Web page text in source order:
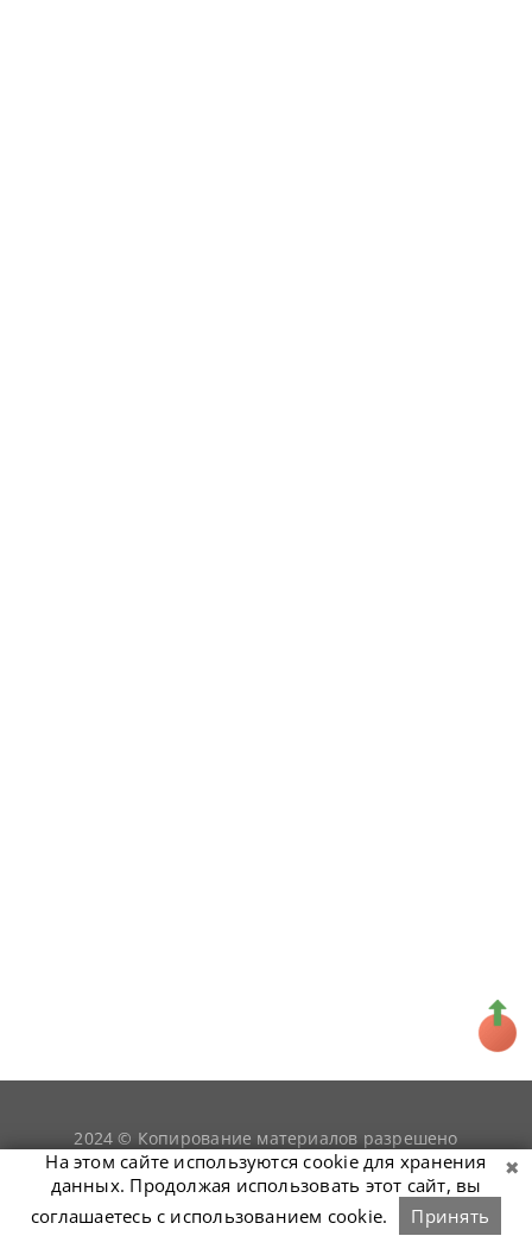
2024 © Копирование материалов разрешено
только при условии гиперссылки наsnookerist.ru
На этом сайте используются cookie для хранения
данных. Продолжая использовать этот сайт, вы
соглашаетесь с использованием cookie.
Принять